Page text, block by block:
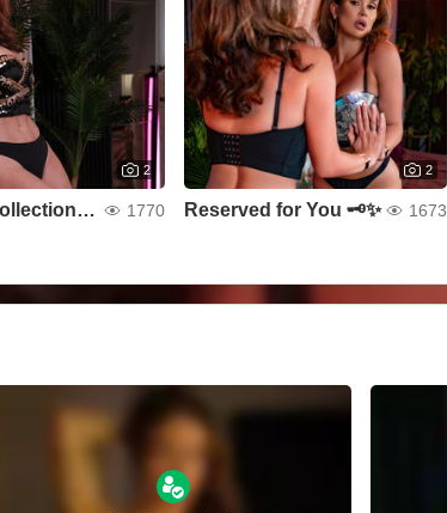
2
The Noir Collection 🎞️🖤 1770
2
Reserved for You 🗝️✨ 1673